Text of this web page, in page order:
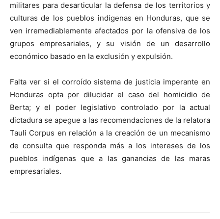
militares para desarticular la defensa de los territorios y
culturas de los pueblos indígenas en Honduras, que se
ven irremediablemente afectados por la ofensiva de los
grupos empresariales, y su visión de un desarrollo
económico basado en la exclusión y expulsión.
Falta ver si el corroído sistema de justicia imperante en
Honduras opta por dilucidar el caso del homicidio de
Berta; y el poder legislativo controlado por la actual
dictadura se apegue a las recomendaciones de la relatora
Tauli Corpus en relación a la creación de un mecanismo
de consulta que responda más a los intereses de los
pueblos indígenas que a las ganancias de las maras
empresariales.